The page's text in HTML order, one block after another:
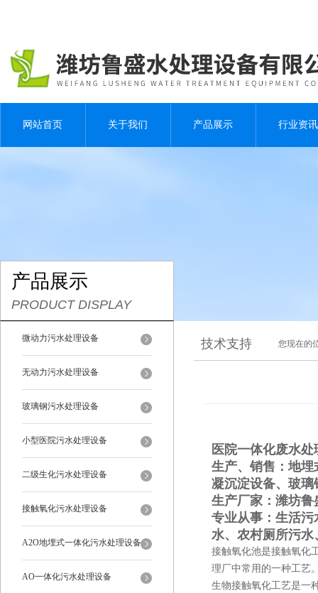
网站首页 关于我们 产品展示 行业资讯
产品展示
PRODUCT DISPLAY
微动力污水处理设备
无动力污水处理设备
玻璃钢污水处理设备
小型医院污水处理设备
二级生化污水处理设备
接触氧化污水处理设备
A2O地埋式一体化污水处理设备
AO一体化污水处理设备
技术支持 您现在的
医院一体化废水处
生产、销售：地
凝沉淀设备、玻
生产厂家：潍坊
专业从事：生活
水、农村厕所污
接触氧化池是接触氧化
理厂中常用的一种工艺
生物接触氧化工艺是一